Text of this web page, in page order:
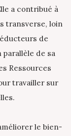
a contribué à
transverse, loin
de
de sa
Ressources
travailler sur
le bien-